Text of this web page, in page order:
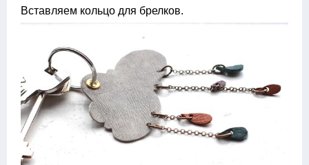
Вставляем кольцо для брелков.